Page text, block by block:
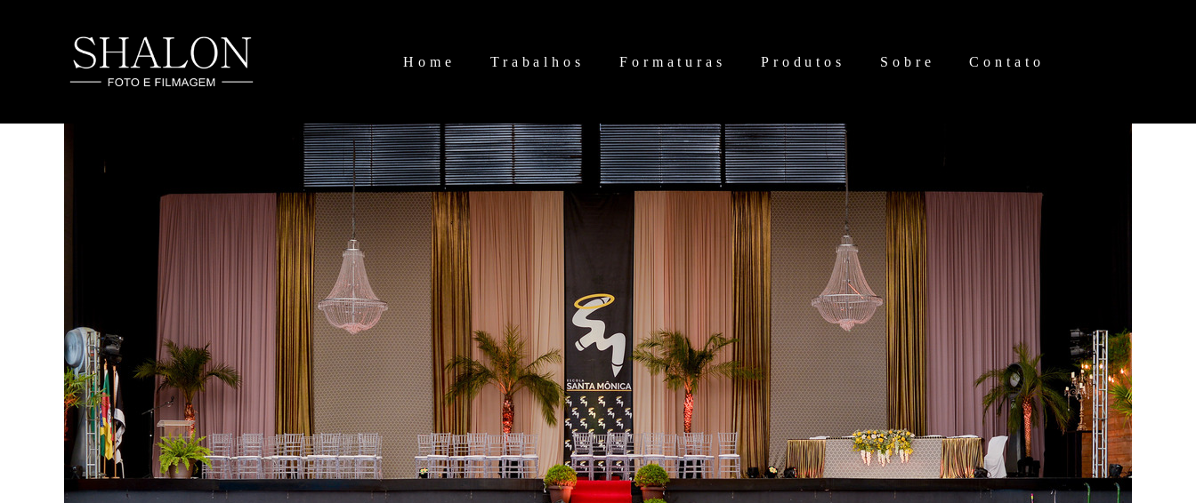
Home Trabalhos Formaturas Produtos Sobre Contato